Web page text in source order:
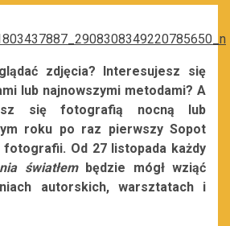
zdjęcia? Interesujesz się
lub najnowszymi metodami? A
się fotografią nocną lub
roku po raz pierwszy Sopot
Od 27 listopada każdy
światłembędzie mógł wziąć
autorskich, warsztatach i